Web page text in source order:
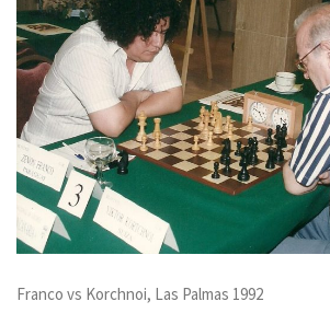
Franco vs Korchnoi, Las Palmas 1992